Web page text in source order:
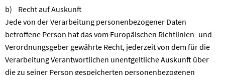
b) Recht auf Auskunft
Jede von der Verarbeitung personenbezogener Daten
betroffene Person hat das vom Europäischen Richtlinien- und
Verordnungsgeber gewährte Recht, jederzeit von dem für die
Verarbeitung Verantwortlichen unentgeltliche Auskunft über
die zu seiner Person gespeicherten personenbezogenen